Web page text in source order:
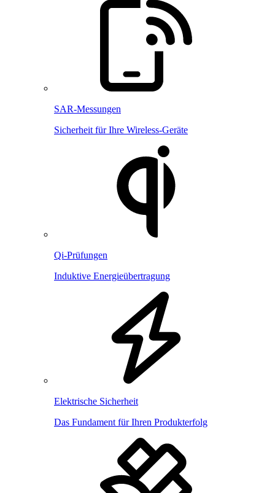
SAR-Messungen
Sicherheit für Ihre Wireless-Geräte
Qi-Prüfungen
Induktive Energieübertragung
Elektrische Sicherheit
Das Fundament für Ihren Produkterfolg